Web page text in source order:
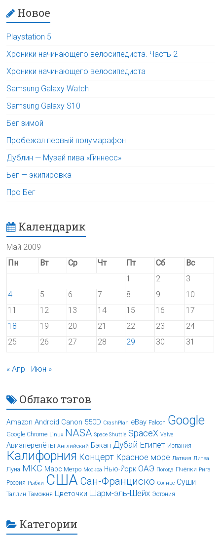
Новое
Playstation 5
Хроники начинающего велосипедиста. Часть 2
Хроники начинающего велосипедиста
Samsung Galaxy Watch
Samsung Galaxy S10
Бег зимой
Пробежал первый полумарафон
Дублин — Музей пива «Гиннесс»
Бег — экипировка
Про Бег
Календарик
Май 2009
Пн
Вт Ср Чт Пт Сб
Вс
1
2
3
4
5 6 7 8 9
10
11
12 13 14 15 16
17
18
19 20 21 22 23
24
25
26 27 28 29 30 31
« Апр Июн »
Облако тэгов
Amazon Android Canon 550D CrashPlan eBay Falcon Google
Google Chrome Linux NASA Space Shuttle SpaceX Valve
Авиаперелёты Английский Бэкап Дубай Египет Испания
Калифорния Концерт Красное море Латвия Литва
Луна МКС Марс Метро Москва Нью-Йорк ОАЭ Погода Пчёлки Рига
Россия Рыбки США Сан-Франциско Солнце Суши
Таллин Таможня Цветочки Шарм-эль-Шейх Эстония
Категории